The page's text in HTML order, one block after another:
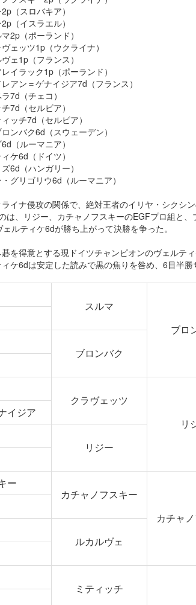
（スロバキア）
（イスラエル）
2p（ポーランド）
ェッツ1p（ウクライナ）
ェ1p（フランス）
イラック1p（ポーランド）
アン＝ゲナイジア7d（フランス）
7d（チェコ）
7d（セルビア）
ッチ7d（セルビア）
ンバク6d（スウェーデン）
（ルーマニア）
ケ6d（ドイツ）
6d（ハンガリー）
グリゴリウ6d（ルーマニア）
イナ侵攻の関係で、絶対王者のイリヤ・シクシ
は、リジー、カチャノフスキーのEGFプロ組と
ルティケ6dが勝ち上がって決勝を争った。
を得意とする現ドイツチャンピオンのヴェルテ
ケ6dは安定した読みで黒の焦りを咎め、6目半勝
スルマ
ブロ
ブロンバク
クラヴェッツ
リ
イジア
リジー
ー
カチャノフスキー
カチャ
ルカルヴェ
ミティッチ